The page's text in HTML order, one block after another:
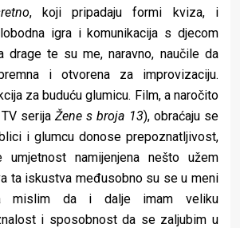
, koji pripadaju formi kviza, i
igra i komunikacija s djecom
drage te su me, naravno, naučile da
i otvorena za improvizaciju.
za buduću glumicu. Film, a naročito
serijaŽene s broja 13), obraćaju se
i glumcu donose prepoznatljivost,
namijenjena nešto užem
ta iskustva međusobno su se u meni
a mislim da i dalje imam veliku
i sposobnost da se zaljubim u